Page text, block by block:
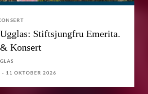
Stiftsjungfru Emerita.
Konsert
- 11 OKTOBER 2026